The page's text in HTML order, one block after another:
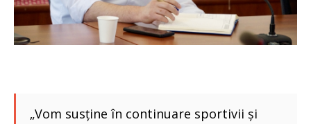
„Vom susține în continuare sportivii și